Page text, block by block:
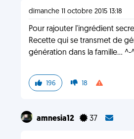
dimanche 11 octobre 2015 13:18
Pour rajouter l'ingrédient
Recette qui se transmet de
génération dans la famille... ^-
196 18
amnesia12 37